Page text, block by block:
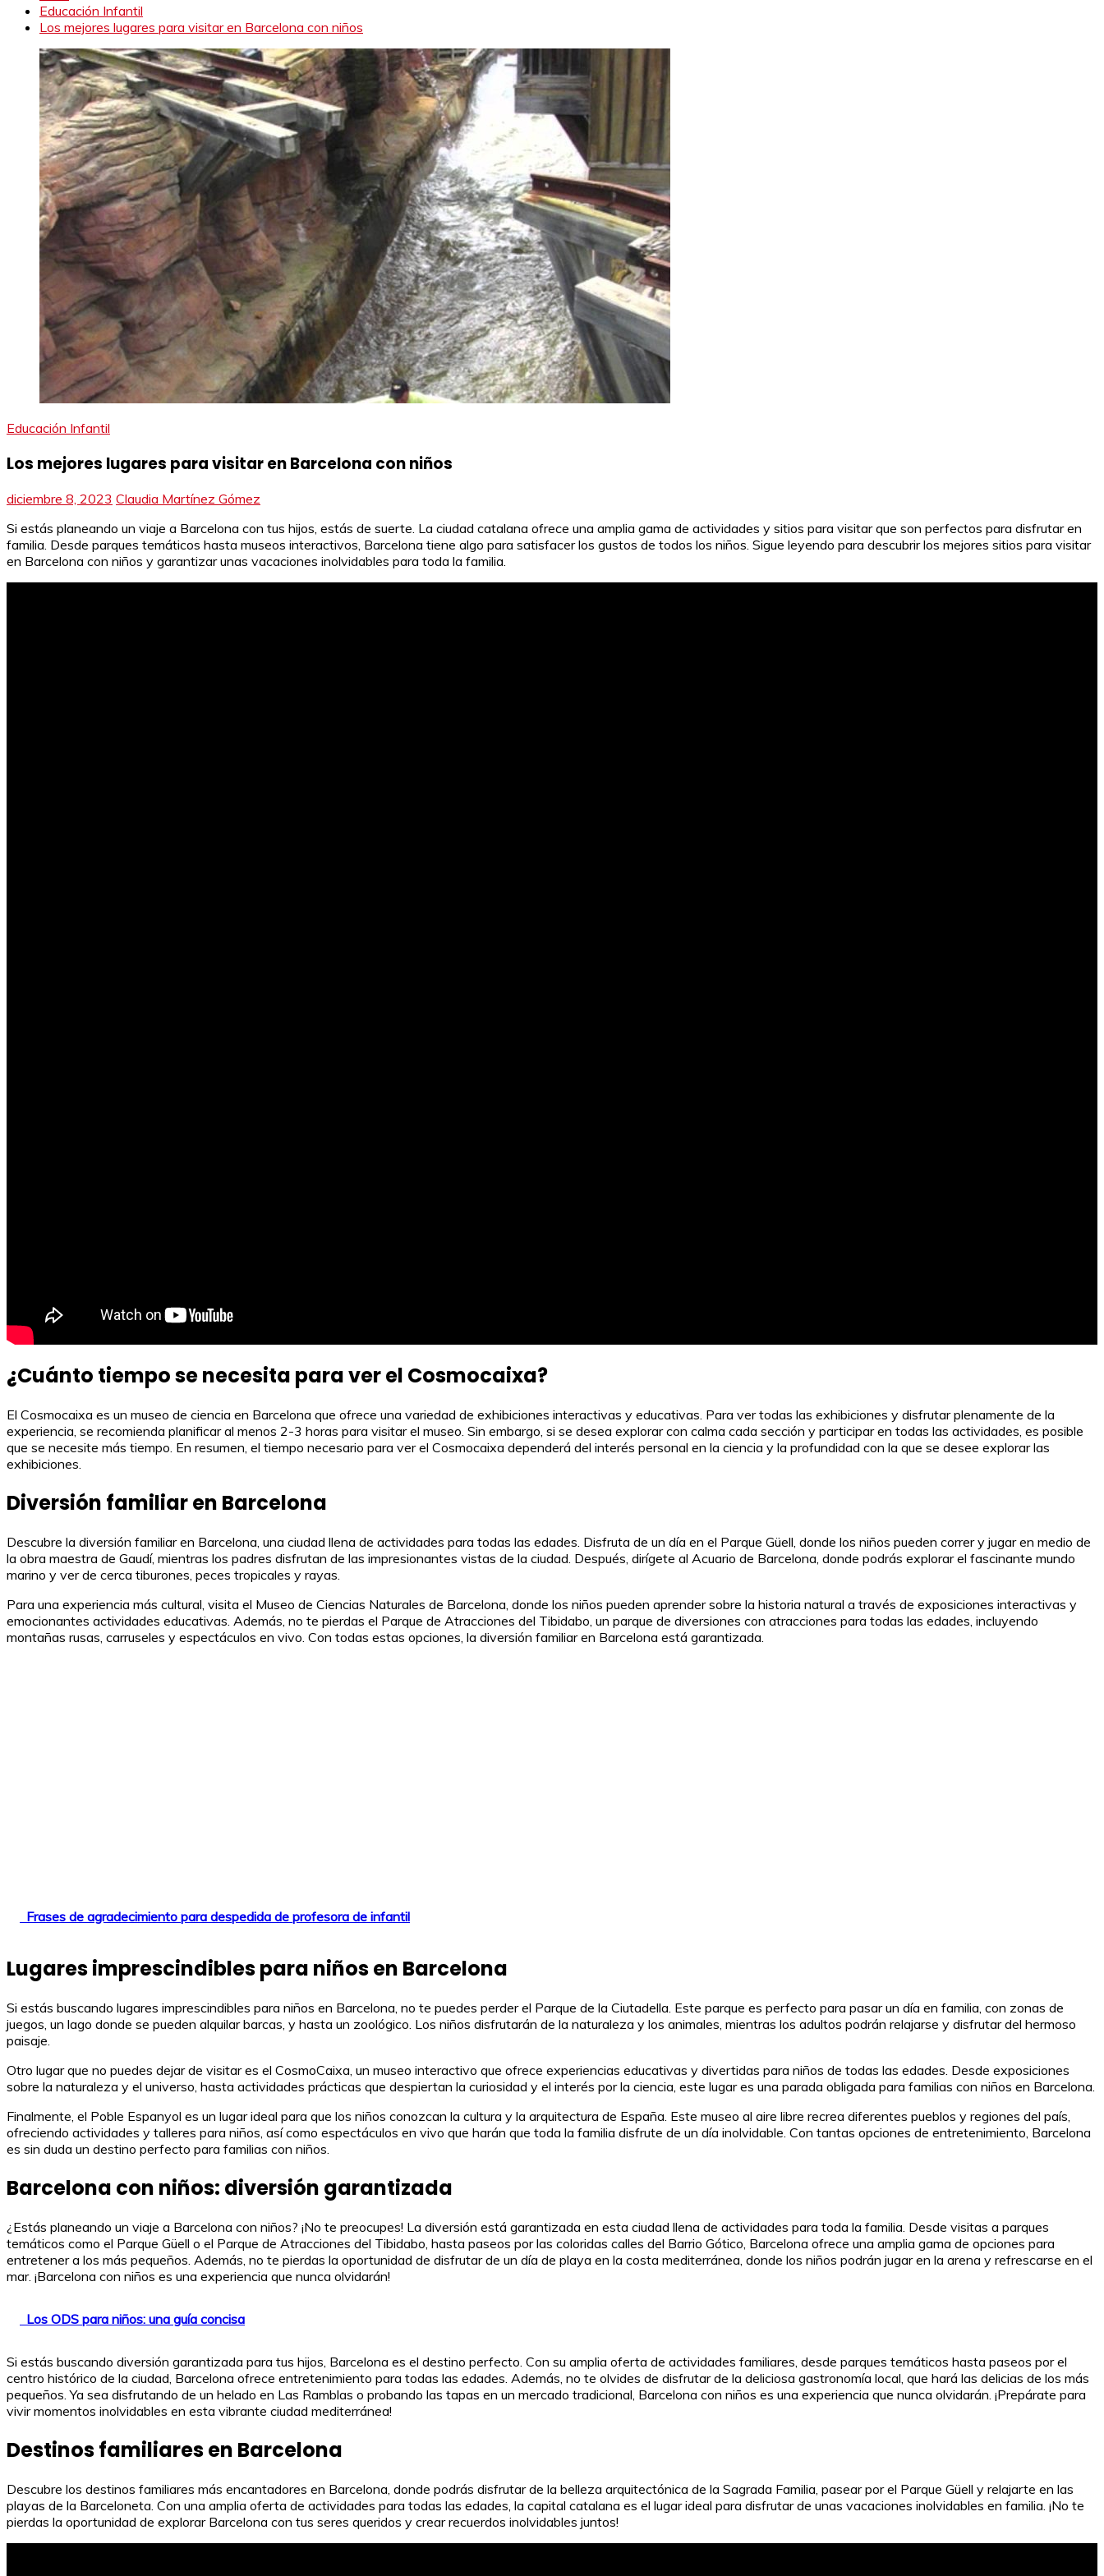
Educación Infantil
Los mejores lugares para visitar en Barcelona con niños
Educación Infantil
Los mejores lugares para visitar en Barcelona con niños
diciembre 8, 2023 Claudia Martínez Gómez
Si estás planeando un viaje a Barcelona con tus hijos, estás de suerte. La ciudad catalana ofrece una amplia gama de actividades y sitios para visitar que son perfectos para disfrutar en
familia. Desde parques temáticos hasta museos interactivos, Barcelona tiene algo para satisfacer los gustos de todos los niños. Sigue leyendo para descubrir los mejores sitios para visitar
en Barcelona con niños y garantizar unas vacaciones inolvidables para toda la familia.
¿Cuánto tiempo se necesita para ver el Cosmocaixa?
El Cosmocaixa es un museo de ciencia en Barcelona que ofrece una variedad de exhibiciones interactivas y educativas. Para ver todas las exhibiciones y disfrutar plenamente de la
experiencia, se recomienda planificar al menos 2-3 horas para visitar el museo. Sin embargo, si se desea explorar con calma cada sección y participar en todas las actividades, es posible
que se necesite más tiempo. En resumen, el tiempo necesario para ver el Cosmocaixa dependerá del interés personal en la ciencia y la profundidad con la que se desee explorar las
exhibiciones.
Diversión familiar en Barcelona
Descubre la diversión familiar en Barcelona, una ciudad llena de actividades para todas las edades. Disfruta de un día en el Parque Güell, donde los niños pueden correr y jugar en medio de
la obra maestra de Gaudí, mientras los padres disfrutan de las impresionantes vistas de la ciudad. Después, dirígete al Acuario de Barcelona, donde podrás explorar el fascinante mundo
marino y ver de cerca tiburones, peces tropicales y rayas.
Para una experiencia más cultural, visita el Museo de Ciencias Naturales de Barcelona, donde los niños pueden aprender sobre la historia natural a través de exposiciones interactivas y
emocionantes actividades educativas. Además, no te pierdas el Parque de Atracciones del Tibidabo, un parque de diversiones con atracciones para todas las edades, incluyendo
montañas rusas, carruseles y espectáculos en vivo. Con todas estas opciones, la diversión familiar en Barcelona está garantizada.
Frases de agradecimiento para despedida de profesora de infantil
Lugares imprescindibles para niños en Barcelona
Si estás buscando lugares imprescindibles para niños en Barcelona, no te puedes perder el Parque de la Ciutadella. Este parque es perfecto para pasar un día en familia, con zonas de
juegos, un lago donde se pueden alquilar barcas, y hasta un zoológico. Los niños disfrutarán de la naturaleza y los animales, mientras los adultos podrán relajarse y disfrutar del hermoso
paisaje.
Otro lugar que no puedes dejar de visitar es el CosmoCaixa, un museo interactivo que ofrece experiencias educativas y divertidas para niños de todas las edades. Desde exposiciones
sobre la naturaleza y el universo, hasta actividades prácticas que despiertan la curiosidad y el interés por la ciencia, este lugar es una parada obligada para familias con niños en Barcelona.
Finalmente, el Poble Espanyol es un lugar ideal para que los niños conozcan la cultura y la arquitectura de España. Este museo al aire libre recrea diferentes pueblos y regiones del país,
ofreciendo actividades y talleres para niños, así como espectáculos en vivo que harán que toda la familia disfrute de un día inolvidable. Con tantas opciones de entretenimiento, Barcelona
es sin duda un destino perfecto para familias con niños.
Barcelona con niños: diversión garantizada
¿Estás planeando un viaje a Barcelona con niños? ¡No te preocupes! La diversión está garantizada en esta ciudad llena de actividades para toda la familia. Desde visitas a parques
temáticos como el Parque Güell o el Parque de Atracciones del Tibidabo, hasta paseos por las coloridas calles del Barrio Gótico, Barcelona ofrece una amplia gama de opciones para
entretener a los más pequeños. Además, no te pierdas la oportunidad de disfrutar de un día de playa en la costa mediterránea, donde los niños podrán jugar en la arena y refrescarse en el
mar. ¡Barcelona con niños es una experiencia que nunca olvidarán!
Los ODS para niños: una guía concisa
Si estás buscando diversión garantizada para tus hijos, Barcelona es el destino perfecto. Con su amplia oferta de actividades familiares, desde parques temáticos hasta paseos por el
centro histórico de la ciudad, Barcelona ofrece entretenimiento para todas las edades. Además, no te olvides de disfrutar de la deliciosa gastronomía local, que hará las delicias de los más
pequeños. Ya sea disfrutando de un helado en Las Ramblas o probando las tapas en un mercado tradicional, Barcelona con niños es una experiencia que nunca olvidarán. ¡Prepárate para
vivir momentos inolvidables en esta vibrante ciudad mediterránea!
Destinos familiares en Barcelona
Descubre los destinos familiares más encantadores en Barcelona, donde podrás disfrutar de la belleza arquitectónica de la Sagrada Familia, pasear por el Parque Güell y relajarte en las
playas de la Barceloneta. Con una amplia oferta de actividades para todas las edades, la capital catalana es el lugar ideal para disfrutar de unas vacaciones inolvidables en familia. ¡No te
pierdas la oportunidad de explorar Barcelona con tus seres queridos y crear recuerdos inolvidables juntos!